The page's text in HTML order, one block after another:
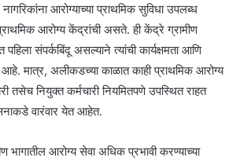
आरोग्याच्या प्राथमिक सुविधा उपलब्ध
आरोग्य केंद्रांची असते. ही केंद्रे ग्रामीण
संपर्कबिंदू असल्याने त्यांची कार्यक्षमता आणि
आहे. मात्र, अलीकडच्या काळात काही प्राथमिक आरोग्य
तसेच नियुक्त कर्मचारी नियमितपणे उपस्थित राहत
वारंवार येत आहेत.
भागातील आरोग्य सेवा अधिक प्रभावी करण्याच्या